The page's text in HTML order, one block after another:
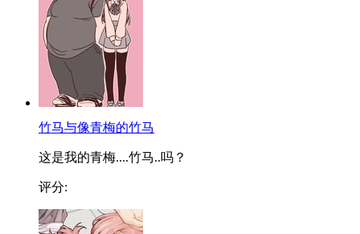
竹马与像青梅的竹马
这是我的青梅....竹马..吗？
评分: